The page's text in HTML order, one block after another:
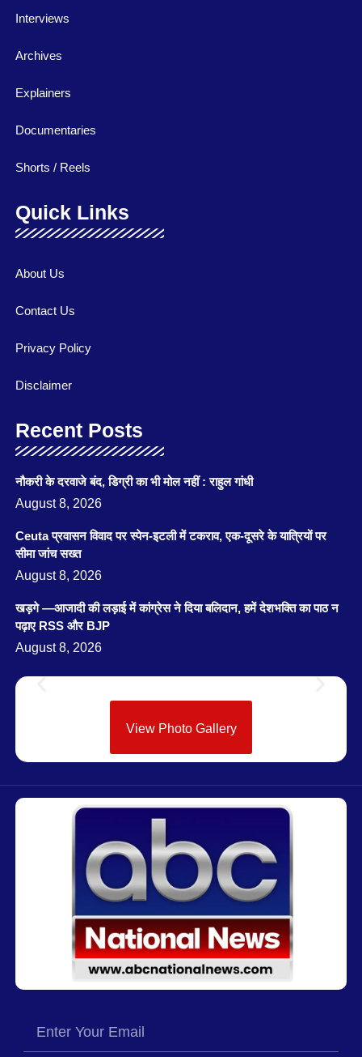
Interviews
Archives
Explainers
Documentaries
Shorts / Reels
Quick Links
About Us
Contact Us
Privacy Policy
Disclaimer
Recent Posts
नौकरी के दरवाजे बंद, डिग्री का भी मोल नहीं : राहुल गांधी
August 8, 2026
Ceuta प्रवासन विवाद पर स्पेन-इटली में टकराव, एक-दूसरे के यात्रियों पर
सीमा जांच सख्त
August 8, 2026
खड़गे —आजादी की लड़ाई में कांग्रेस ने दिया बलिदान, हमें देशभक्ति का पाठ न
पढ़ाए RSS और BJP
August 8, 2026
View Photo Gallery